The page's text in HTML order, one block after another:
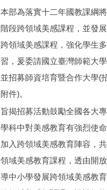
本部為落實十二年國教課綱
階段跨領域美感課程，並發
跨領域美感課程，強化學生
習，爰委請國立臺灣師範大
並招募師資培育暨合作大學(
附件)。
旨揭招募活動鼓勵全國各大
學科中對美感教育有強烈使
加入跨領域美感教育陣容，
領域美感教育課程，透由開
導中小學發展跨領域美感教